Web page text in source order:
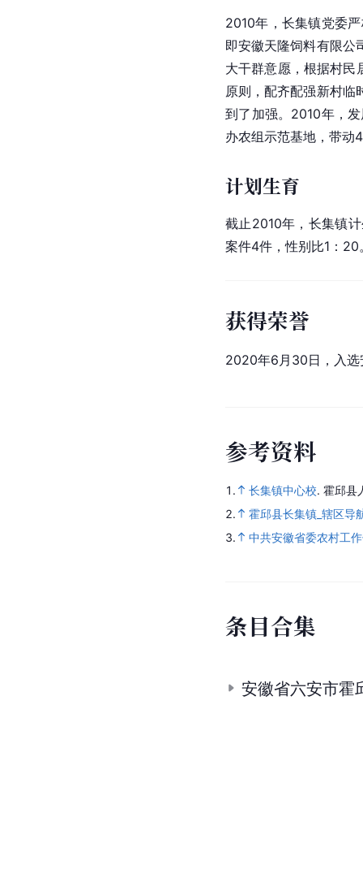
2010年，长集镇党委
即安徽天隆饲料有限公
大干群意愿，根据村民
原则，配齐配强新村临
到了加强。2010年，
办农组示范基地，带动
计划生育
截止2010年，长集镇
案件4件，性别比1：20
获得荣誉
2020年6月30日，入选
参考资料
1. 长集镇中心校. 霍邱县
2.
霍邱县长集镇_辖区导
3.
中共安徽省委农村工
条目合集
安徽省六安市霍